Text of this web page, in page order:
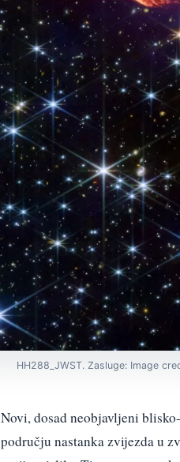
HH288_JWST. Zasluge: Image
Novi, dosad neobjavljeni
području nastanka zvijezda u